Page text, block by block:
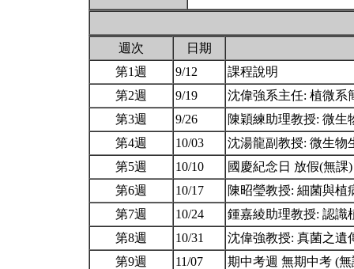
週次
日期
第1週
9/12
課程說明
第2週
9/19
沈偉強系主任: 植微
第3週
9/26
陳穎練助理教授: 微生
第4週
10/03
沈湯龍副教授: 微生物
第5週
10/10
國慶紀念日 放假(無課
第6週
10/17
陳昭瑩教授: 細菌與植
第7週
10/24
鍾嘉綾助理教授: 認
第8週
10/31
沈偉強教授: 真菌之遺
第9週
11/07
期中考週 無期中考 (